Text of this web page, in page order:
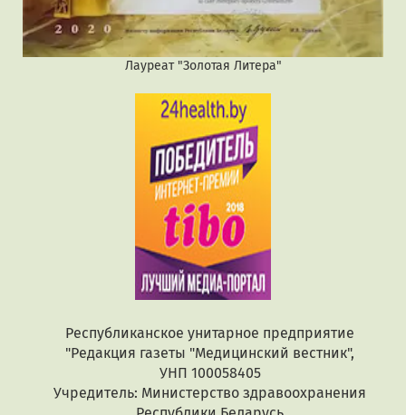
Лауреат "Золотая Литера"
Республиканское унитарное предприятие
"Редакция газеты "Медицинский вестник",
УНП 100058405
Учредитель: Министерство здравоохранения